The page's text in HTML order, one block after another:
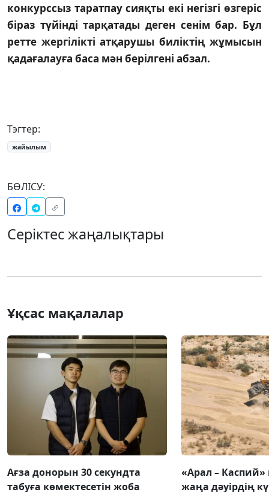
конкурссыз таратпау сияқты екі негізгі өзгеріс
біраз түйінді тарқатады деген сенім бар. Бұл
ретте жергілікті атқарушы биліктің жұмысын
қадағалауға баса мән берілгені абзал.
Тэгтер:
жайылым
БӨЛІСУ:
Серіктес жаңалықтары
Ұқсас мақалалар
Ағза донорын 30 секундта
табуға көмектесетін жоба
«Арал – Каспий»
жаңа дәуірдің